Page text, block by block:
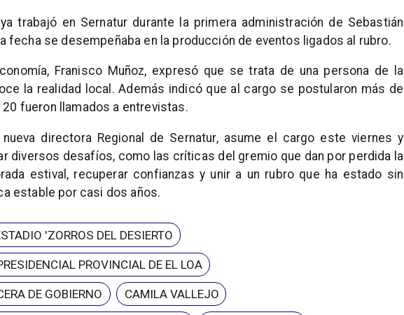
trabajó en Sernatur durante la primera administración de Sebastián
fecha se desempeñaba en la producción de eventos ligados al rubro.
Franisco Muñoz, expresó que se trata de una persona de la
la realidad local. Además indicó que al cargo se postularon más de
fueron llamados a entrevistas.
nueva directora Regional de Sernatur, asume el cargo este viernes y
diversos desafíos, como las críticas del gremio que dan por perdida la
estival, recuperar confianzas y unir a un rubro que ha estado sin
estable por casi dos años.
'ZORROS DEL DESIERTO
PROVINCIAL DE EL LOA
DE GOBIERNO CAMILA VALLEJO